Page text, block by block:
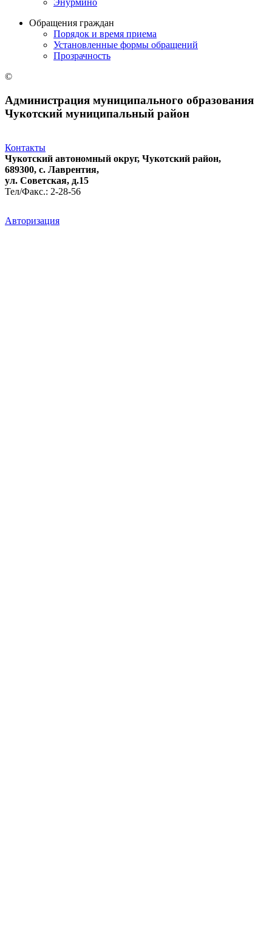
Обращения граждан
Порядок и время приема
Установленные формы обращений
Прозрачность
©
Администрация муниципального образования
Чукотский муниципальный район
Контакты
Чукотский автономный округ, Чукотский район,
689300, с. Лаврентия,
ул. Советская, д.15
Тел/Факс.: 2-28-56
Авторизация